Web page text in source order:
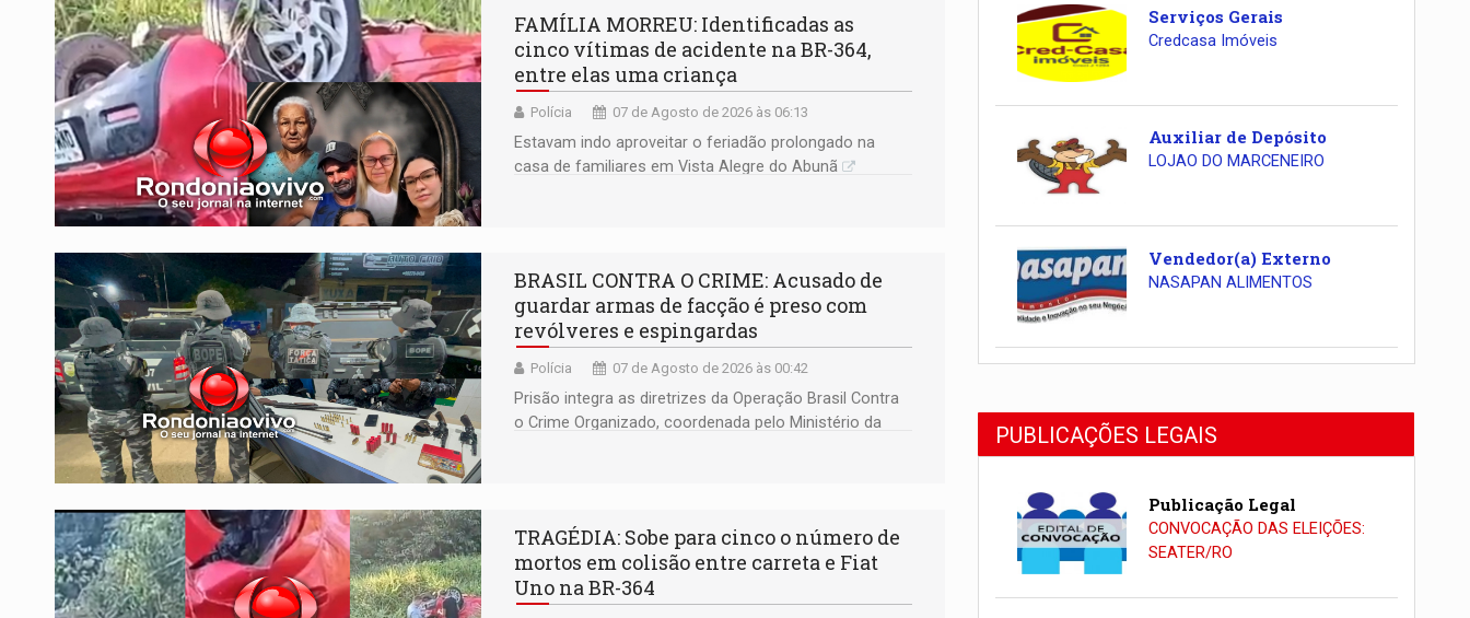
FAMÍLIA MORREU: Identificadas as
cinco vítimas de acidente na BR-364,
entre elas uma criança
Polícia 07 de Agosto de 2026 às 06:13
Estavam indo aproveitar o feriadão prolongado na
casa de familiares em Vista Alegre do Abunã
BRASIL CONTRA O CRIME: Acusado de
guardar armas de facção é preso com
revólveres e espingardas
Polícia 07 de Agosto de 2026 às 00:42
Prisão integra as diretrizes da Operação Brasil Contra
o Crime Organizado, coordenada pelo Ministério da
TRAGÉDIA: Sobe para cinco o número de
mortos em colisão entre carreta e Fiat
Uno na BR-364
Serviços Gerais
Credcasa Imóveis
Auxiliar de Depósito
LOJAO DO MARCENEIRO
Vendedor(a) Externo
NASAPAN ALIMENTOS
PUBLICAÇÕES LEGAIS
Publicação Legal
CONVOCAÇÃO DAS ELEIÇÕES:
SEATER/RO